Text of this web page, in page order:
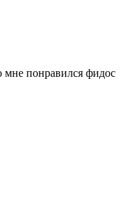
понравился фидос